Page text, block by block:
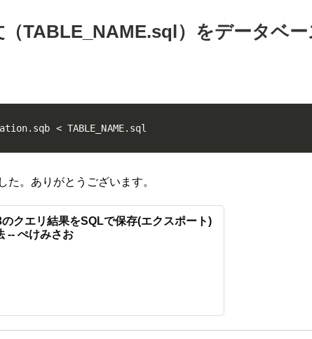
TABLE_NAME.sql）をデータベー
< TABLE_NAME.sql
た。ありがとうございます。
クエリ結果をSQLで保存(エクスポート)
-- ぺけみさお